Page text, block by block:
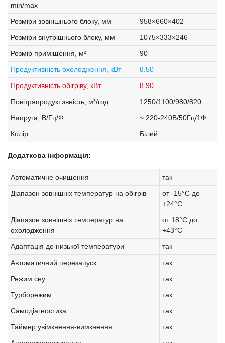
min/max
Розміри зовнішнього блоку, мм
958×660×402
Розміри внутрішнього блоку, мм
1075×333×246
Розмір приміщення, м²
90
Продуктивність охолодження, кВт
8.50
Продуктивність обігріву, кВт
8.90
Повітряпродуктивність, м³/год
1250/1100/980/820
Напруга, В/Гц/Ф
~ 220-240В/50Гц/1Ф
Колір
Білий
Додаткова інформація:
Автоматичне очищення
так
Діапазон зовнішніх температур на обігрів
от -15°C до
+24°C
Діапазон зовнішніх температур на
охолодження
от 18°С до
+43°С
Адаптація до низької температури
так
Автоматичний перезапуск
так
Режим сну
так
Турборежим
так
Самодіагностика
так
Таймер увімкнення-вимкнення
так